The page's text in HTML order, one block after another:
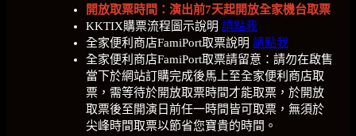
開放取票時間：演出前7天起開放全家機台取票
KKTIX購票流程圖示說明 請點我
全家便利商店FamiPort取票說明 請點我
全家便利商店FamiPort取票請留意：請勿在啟售
當下於網站訂購完成後馬上至全家便利商店取
票，需等待於開放取票時間才能取票，於開放
取票後至開演日前任一時間皆可取票，無須於
尖峰時間取票以節省您寶貴的時間。